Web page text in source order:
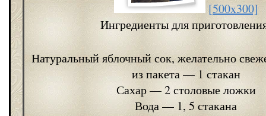
[500x300]
Ингредиенты для
Натуральный яблочный сок, желательно
из пакета — 1 стакан
Сахар — 2 столовые ложки
Вода — 1, 5 стакана